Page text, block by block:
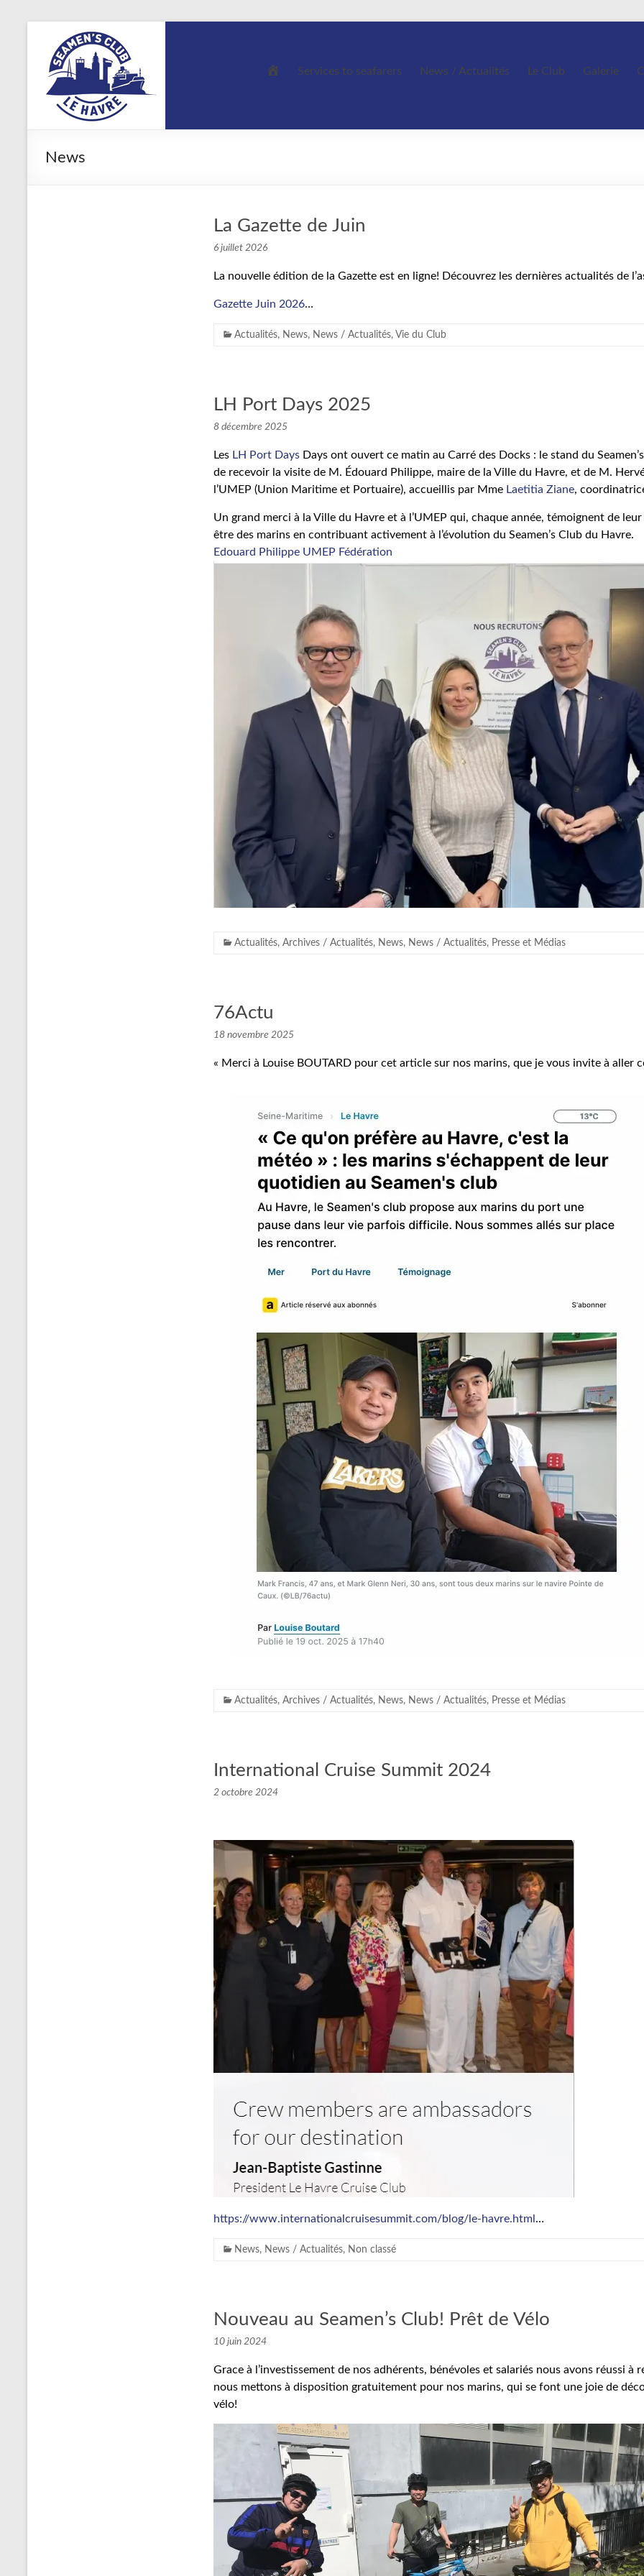
contenu
s
b
L
e
Services to seafarers News / Actualités Le Club Galerie
News
La Gazette de Juin
6 juillet 2026
La nouvelle édition de la Gazette est en ligne! Découvrez les dernières actualités de
Gazette Juin 2026…
Actualités, News, News / Actualités, Vie du Club
LH Port Days 2025
8 décembre 2025
Les LH Port Days Days ont ouvert ce matin au Carré des Docks : le stand du
de recevoir la visite de M. Édouard Philippe, maire de la Ville du Havre, et de M.
l’UMEP (Union Maritime et Portuaire), accueillis par Mme Laetitia Ziane,
Un grand merci à la Ville du Havre et à l’UMEP qui, chaque année, témoignent de
être des marins en contribuant activement à l’évolution du Seamen’s Club du Havre.
Edouard Philippe UMEP Fédération
Actualités, Archives / Actualités, News, News / Actualités, Presse et Médias
76Actu
18 novembre 2025
« Merci à Louise BOUTARD pour cet article sur nos marins, que je vous invite à aller
Actualités, Archives / Actualités, News, News / Actualités, Presse et Médias
International Cruise Summit 2024
2 octobre 2024
https://www.internationalcruisesummit.com/blog/le-havre.html …
News, News / Actualités, Non classé
Nouveau au Seamen’s Club! Prêt de Vélo
10 juin 2024
Grace à l’investissement de nos adhérents, bénévoles et salariés nous avons réussi à
nous mettons à disposition gratuitement pour nos marins, qui se font une joie de
vélo!